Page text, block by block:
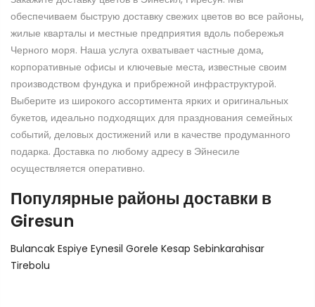
обеспечиваем быструю доставку свежих цветов во все районы,
жилые кварталы и местные предприятия вдоль побережья
Черного моря. Наша услуга охватывает частные дома,
корпоративные офисы и ключевые места, известные своим
производством фундука и прибрежной инфраструктурой.
Выберите из широкого ассортимента ярких и оригинальных
букетов, идеально подходящих для празднования семейных
событий, деловых достижений или в качестве продуманного
подарка. Доставка по любому адресу в Эйнесиле
осуществляется оперативно.
Популярные районы доставки в
Giresun
Bulancak Espiye Eynesil Gorele Kesap Sebinkarahisar
Tirebolu